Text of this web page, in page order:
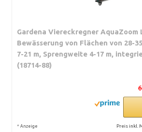
Gardena Viereckregner AquaZoom
Bewässerung von Flächen von 28-
7-21 m, Sprengweite 4-17 m,
(18714-88)
* Anzeige Preis inkl.